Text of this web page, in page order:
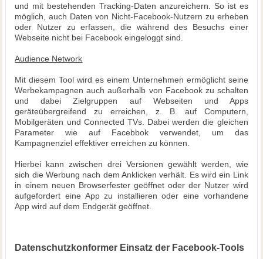
und mit bestehenden Tracking-Daten anzureichern. So ist es
möglich, auch Daten von Nicht-Facebook-Nutzern zu erheben
oder Nutzer zu erfassen, die während des Besuchs einer
Webseite nicht bei Facebook eingeloggt sind.
Audience Network
Mit diesem Tool wird es einem Unternehmen ermöglicht seine
Werbekampagnen auch außerhalb von Facebook zu schalten
und dabei Zielgruppen auf Webseiten und Apps
geräteübergreifend zu erreichen, z. B. auf Computern,
Mobilgeräten und Connected TVs. Dabei werden die gleichen
Parameter wie auf Facebbok verwendet, um das
Kampagnenziel effektiver erreichen zu können.
Hierbei kann zwischen drei Versionen gewählt werden, wie
sich die Werbung nach dem Anklicken verhält. Es wird ein Link
in einem neuen Browserfester geöffnet oder der Nutzer wird
aufgefordert eine App zu installieren oder eine vorhandene
App wird auf dem Endgerät geöffnet.
Datenschutzkonformer Einsatz der Facebook-Tools